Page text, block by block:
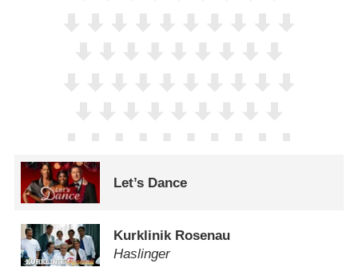
Let’s Dance
Kurklinik Rosenau
Haslinger